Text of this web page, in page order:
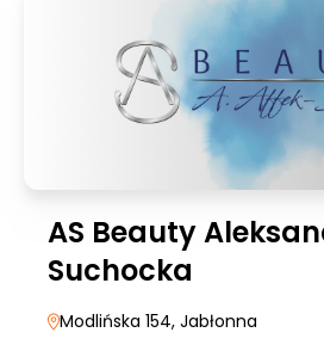
AS Beauty
Suchocka
Modlińska 154, Jabłonna